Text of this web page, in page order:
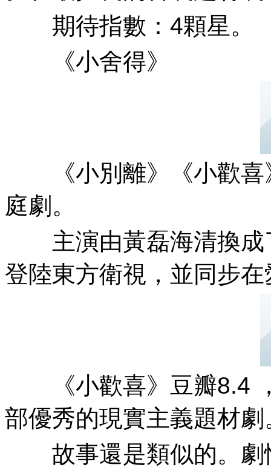
期待指數：4顆星 。
《小舍得》
《小別離》《小歡喜》
庭劇。
主演由黃磊海清換成了
登陸東方衛視 ，並同步在
《小歡喜》豆瓣8.4 ，
部優秀的現實主義題材劇
故事還是類似的。劇